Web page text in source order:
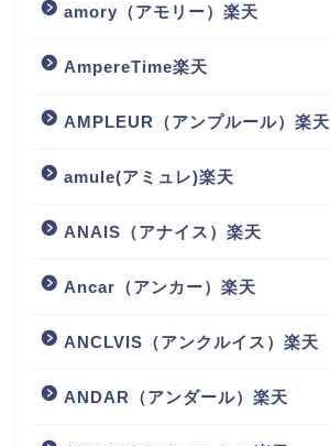
amory（アモリー）楽天
AmpereTime楽天
AMPLEUR（アンプルール）楽天
amule(アミュレ)楽天
ANAIS（アナイス）楽天
Ancar（アンカー）楽天
ANCLVIS（アンクルイス）楽天
ANDAR（アンダール）楽天